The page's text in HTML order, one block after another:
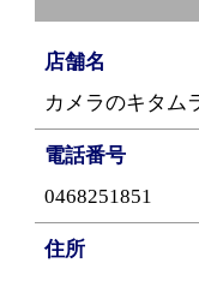
店舗名
カメラのキタム
電話番号
0468251851
住所